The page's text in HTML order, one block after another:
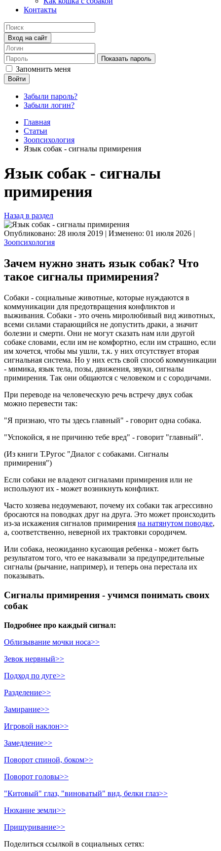
Контакты
Вход на сайт
Показать пароль
Запомнить меня
Войти
Забыли пароль?
Забыли логин?
Главная
Статьи
Зоопсихология
Язык собак - сигналы примирения
Язык собак - сигналы
примирения
Назад в раздел
Опубликовано: 28 июля 2019 | Изменено: 01 июля 2026 |
Зоопсихология
Зачем нужно знать язык собак? Что
такое сигналы примирения?
Собаки - социальные животные, которые нуждаются в
коммуникации для предотвращения конфликтов и
выживания. Собаки - это очень миролюбивый вид животных,
всеми силами старающийся не допустить драки, а значит
болезни и смерти. Они не могут сказать нам или другой
собаке словами, если им не комфортно, если им страшно, если
им хочется, чтобы мы ушли, т.к. у них отсутствует вторая
сигнальная система. Но у них есть свой способ коммуникации
- мимика, язык тела, позы, движения, звуки, сигналы
примирения. Так они общаются с человеком и с сородичами.
При переводе на человеческую речь встречу двух собак
можно перевести так:
"Я признаю, что ты здесь главный" - говорит одна собака.
"Успокойся, я не причиню тебе вред" - говорит "главный".
(Из книги Т.Ругос "Диалог с собаками. Сигналы
примирения")
Если собаки не владеют сигналами примирения или не
используют их - может возникнуть конфликт.
Часто хозяева недоумевают, почему их собаки так агрессивно
бросаются на поводках друг на друга. Это может происходить
из-за искажения сигналов примирения на натянутом поводке,
а, соответственно, неверной их трактовки сородичем.
Или собака, неожиданно кусающая ребенка - может быть
результатом того, что ее наказывали за предупредительные
сигналы (рычание, например), и теперь она перестала их
показывать.
Сигналы примирения - учимся понимать своих
собак
Подробнее про каждый сигнал:
Облизывание мочки носа>>
Зевок нервный>>
Подход по дуге>>
Разделение>>
Замирание>>
Игровой наклон>>
Замедление>>
Поворот спиной, боком>>
Поворот головы>>
"Китовый" глаз, "виноватый" вид, белки глаз>>
Нюхание земли>>
Прищуривание>>
Поделиться ссылкой в социальных сетях: